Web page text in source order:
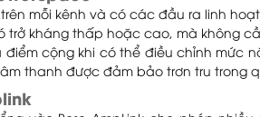
trên mỗi kênh và có các đầu ra linh
trở kháng thấp hoặc cao, mà không
cộng khi có thể điều chỉnh mức
thanh được đảm bảo trơn tru trong